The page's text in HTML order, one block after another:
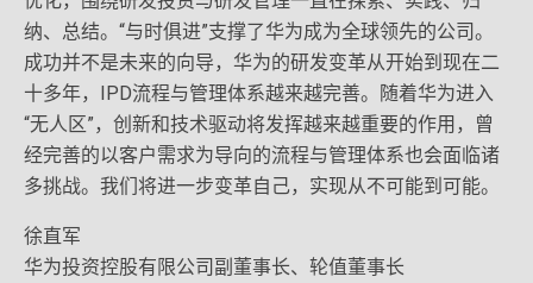
纳、总结。“与时俱进”支撑了华为成为全球领先的公司。
成功并不是未来的向导，华为的研发变革从开始到现在二
十多年，IPD流程与管理体系越来越完善。随着华为进入
“无人区”，创新和技术驱动将发挥越来越重要的作用，曾
经完善的以客户需求为导向的流程与管理体系也会面临诸
多挑战。我们将进一步变革自己，实现从不可能到可能。
徐直军
华为投资控股有限公司副董事长、轮值董事长